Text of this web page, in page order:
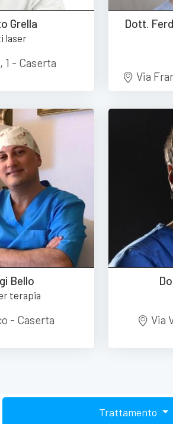
Grella
laser
1 - Caserta
Dott.
Via
Bello
terapia
- Caserta Via
Trattamento